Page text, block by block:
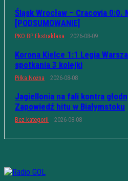
Śląsk Wrocław – Cracovia
[PODSUMOWANIE]
PKO BP Ekstraklasa 2026-08-09
Korona Kielce 1:1 Legia
spotkania 3 kolejki
Piłka Nożna 2026-08-08
Jagiellonia na fali kontra
Zapowiedź hitu w Białymstoku
Bez kategorii 2026-08-08